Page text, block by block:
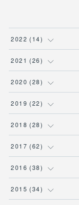
2022 (14)
(2)
(4)
(3)
(1 )
2021 (26)
(2)
(1)
(7)
(9)
2020 (28)
(3)
(7)
(15
( 2 )
2019 (22)
(1)
(7)
(10
( 1 )
2018 (28)
(1)
(3)
( 2 )
2017 (62)
(4)
(5 )
2016 (38)
(7)
2015 (34)